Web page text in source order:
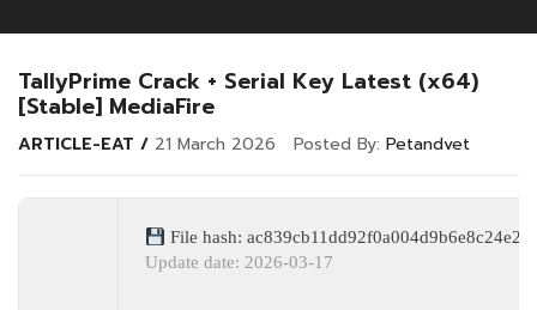
TallyPrime Crack + Serial Key Latest (x64)
[Stable] MediaFire
ARTICLE-EAT 21 March 2026 Posted By: Petandvet
File hash: ac839cb11dd92f0a004d9b6e8c24e20f
Update date: 2026-03-17